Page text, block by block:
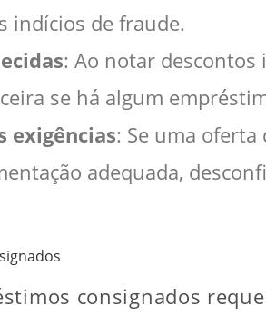
indícios de fraude.
: Ao notar
se há algum
exigências: Se uma oferta
adequada,
consignados